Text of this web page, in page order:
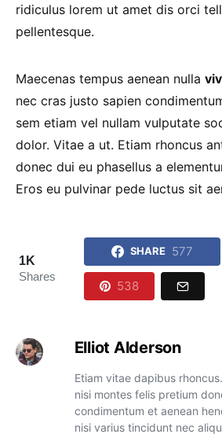
ridiculus lorem ut amet dis orci
pellentesque.
Maecenas tempus aenean nulla
nec cras justo sapien
sem etiam vel nullam vulputate
dolor. Vitae a ut. Etiam rhoncus
donec dui eu phasellus a
Eros eu pulvinar pede luctus sit
1K
Shares
SHARE 577
538
Elliot Alderson
Etiam vitae dapibus
nisi montes felis pretium
condimentum et aenean
nisi varius tincidunt nec